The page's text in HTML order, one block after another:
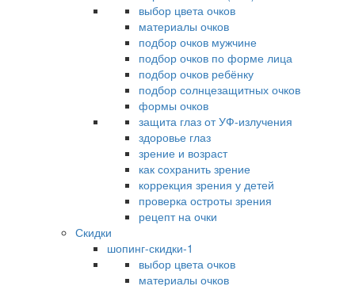
выбор цвета очков
материалы очков
подбор очков мужчине
подбор очков по форме лица
подбор очков ребёнку
подбор солнцезащитных очков
формы очков
защита глаз от УФ-излучения
здоровье глаз
зрение и возраст
как сохранить зрение
коррекция зрения у детей
проверка остроты зрения
рецепт на очки
Скидки
шопинг-скидки-1
выбор цвета очков
материалы очков